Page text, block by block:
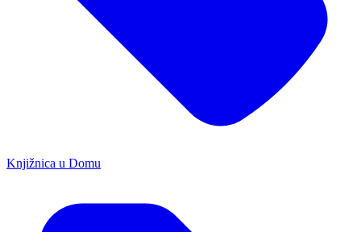
Knjižnica u Domu